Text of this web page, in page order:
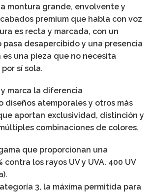
montura grande, envolvente y
premium que habla con voz
es recta y marcada, con un
pasa desapercibido y una presencia
es una pieza que no necesita
sí sola.
marca la diferencia
diseños atemporales y otros más
aportan exclusividad, distinción y
combinaciones de colores.
que proporcionan una
contra los rayos UV y UVA. 400 UV
3, la máxima permitida para